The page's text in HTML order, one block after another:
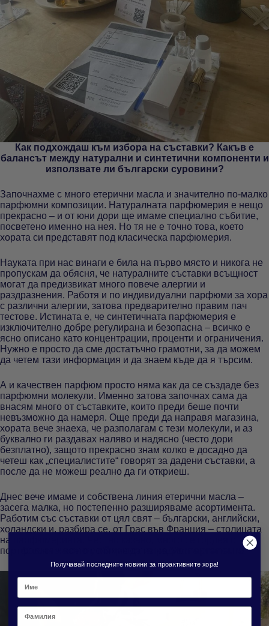
Как подхождаш към избора на съставки? Какъв е
балансът между натурални и синтетични компоненти и
използвате ли български суровини?
Започнахме с много етерични масла и значително по-малко
парфюмни композиции. Натуралната парфюмерия е нещо
прекрасно – и от юни дори ще имаме специално събитие,
посветено именно на нея. Но тя не е точно това, което
хората си представят под класическа парфюмерия.
Науката при нас винаги е била на първо място и никога не
пропускам да обясня, че натуралните съставки всъщност
могат да предизвикат много повече алергии и
раздразнения. Работя и по индивидуални парфюми за хора
с различни алергии, затова предварително правим пач
тестове. Истината е, че синтетичната парфюмерия е
изключително добре регулирана и безопасна – всичко е
ясно описано като концентрации, проценти и ограничения.
Нужно е просто да сме достатъчно грамотни, за да можем
да четем тази информация и да знаем къде да я търсим.
А и качествен парфюм просто няма как да се създаде без
парфюмни молекули. Именно затова започнах сама да
внасям много от съставките, които преди беше почти
невъзможно да намеря. Още преди да направя магазина,
хората вече знаеха, че разполагам с тези молекули, и аз
буквално ги раздавах наляво и надясно (често дори
безплатно), защото прекрасно знам колко е досадно да
четеш как „специалистите“ говорят за дадени съставки, а
после да не можеш реално да ги откриеш.
Днес вече имаме и собствена линия етерични масла –
засега малка, но постепенно разширяваме асортимента.
Работим със съставки от цял свят – български, английски,
холандски и, разбира се, от Грас във Франция – столицата
на парфюмерията. Честно казано, много се гордея с
портфолиото, което успяхме да изградим.
Стани част от общността на Varnapreneurs
Получавай последните новини за проактивните хора!
Фамилия